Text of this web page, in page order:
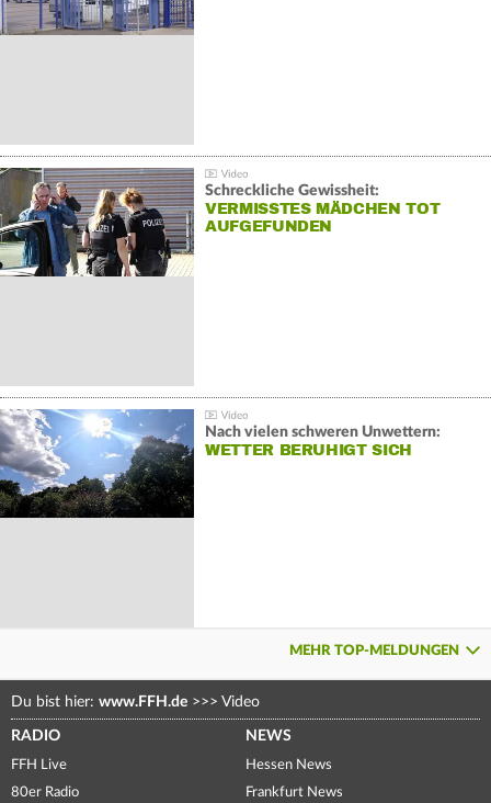
Schreckliche Gewissheit:
VERMISSTES MÄDCHEN TOT
AUFGEFUNDEN
Nach vielen schweren Unwettern:
WETTER BERUHIGT SICH
MEHR TOP-MELDUNGEN
Du bist hier: www.FFH.de >>> Video
RADIO
FFH Live
80er Radio
NEWS
Hessen News
Frankfurt News